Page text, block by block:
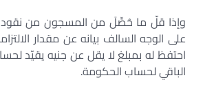
وإذا قلّ ما حُصِّلَ من المسجون من
على الوجه السالف بيانه عن مقدار
احتفظ له بمبلغ لا يقل عن جنيه يقيّد
الباقي لحساب الحكومة.